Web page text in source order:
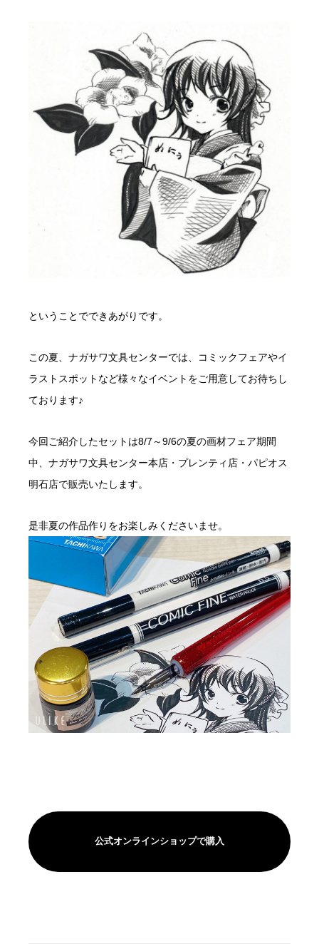
ということでできあがりです。
この夏、ナガサワ文具センターでは、コミックフェアやイ
ラストスポットなど様々なイベントをご用意してお待ちし
ております♪
今回ご紹介したセットは8/7～9/6の夏の画材フェア期間
中、ナガサワ文具センター本店・プレンティ店・パピオス
明石店で販売いたします。
是非夏の作品作りをお楽しみくださいませ。
公式オンラインショップで購入